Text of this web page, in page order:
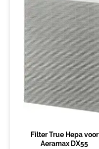
Filter True Hepa voor
Aeramax DX55